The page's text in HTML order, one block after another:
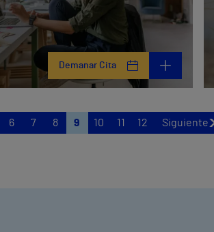
Demanar Cita
6 7 8 9 10 11 12 Siguiente